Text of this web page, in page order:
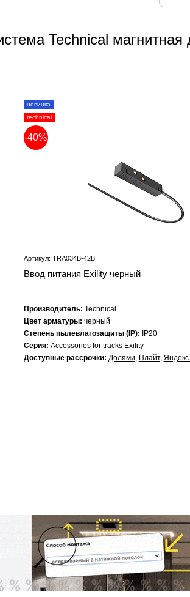
Technical
новинка
technical
-40%
Артикул: TRA034B-42B
Ввод питания Exility черный
Производитель: Technical
Цвет арматуры: черный
Степень пылевлагозащиты (IP):
IP20
Серия: Accessories for tracks Exility
Доступные рассрочки: Долями, Плайт,